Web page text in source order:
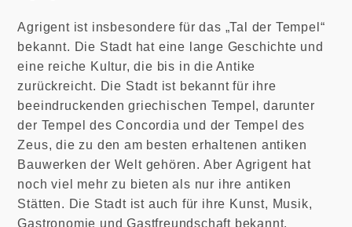
Agrigent ist insbesondere für das „Tal der Tempel“
bekannt. Die Stadt hat eine lange Geschichte und
eine reiche Kultur, die bis in die Antike
zurückreicht. Die Stadt ist bekannt für ihre
beeindruckenden griechischen Tempel, darunter
der Tempel des Concordia und der Tempel des
Zeus, die zu den am besten erhaltenen antiken
Bauwerken der Welt gehören. Aber Agrigent hat
noch viel mehr zu bieten als nur ihre antiken
Stätten. Die Stadt ist auch für ihre Kunst, Musik,
Gastronomie und Gastfreundschaft bekannt.